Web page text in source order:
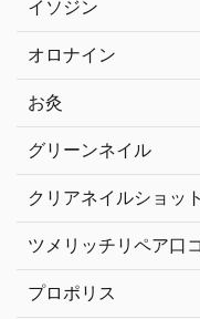
イソジン
オロナイン
お灸
グリーンネイル
クリアネイルショット
ツメリッチリペア口
プロポリス